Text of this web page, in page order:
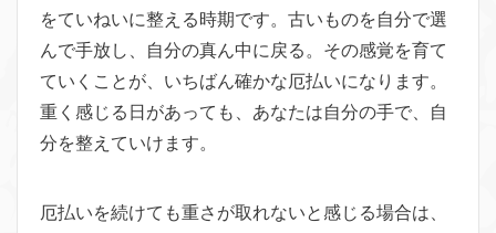
をていねいに整える時期です。古いものを自分で選
んで手放し、自分の真ん中に戻る。その感覚を育て
ていくことが、いちばん確かな厄払いになります。
重く感じる日があっても、あなたは自分の手で、自
分を整えていけます。
厄払いを続けても重さが取れないと感じる場合は、